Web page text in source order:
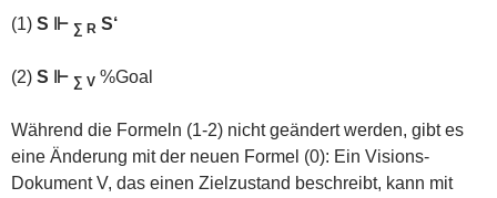
(1) S ⊩ ∑ R S‘
(2) S ⊩ ∑ V %Goal
Während die Formeln (1-2) nicht geändert werden, gibt es
eine Änderung mit der neuen Formel (0): Ein Visions-
Dokument V, das einen Zielzustand beschreibt, kann mit